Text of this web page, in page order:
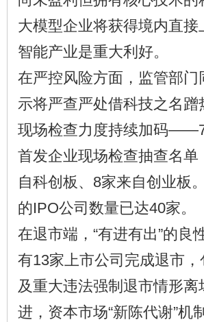
大模型企业将获得境内直
智能产业是重大利好。
在严控风险方面，监管部
示将严查严处借科技之名
现场检查力度持续加码
首发企业现场检查抽查名
自科创板、8家来自创业板
的IPO公司数量已达40家。
在退市端，“有进有出”的
有13家上市公司完成退市
及重大违法强制退市情形
进，资本市场“新陈代谢”机